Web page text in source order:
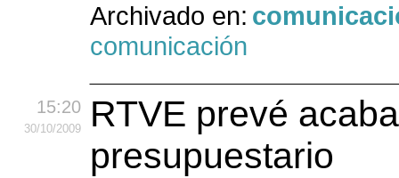
Archivado en:
comunicación
15:20
30/10/2009
RTVE prevé
presupuestario